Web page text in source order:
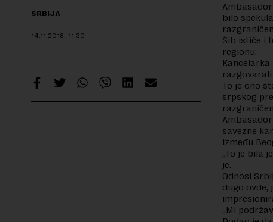
SRBIJA
14.11.2018. 11:30
bilo
Šib ističe i
regionu.
To je ono
srpskog
savezne
između
„To je bila
je.
Odnosi
dugo
„Mi